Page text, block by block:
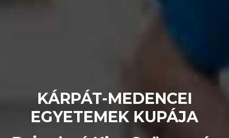
KÁRPÁT-MEDENCEI
EGYETEMEK KUPÁJA